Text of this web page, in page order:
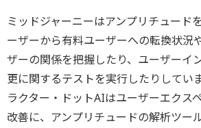
ミッドジャーニーはアンプリチュード
ーザーから有料ユーザーへの転換状況
ザーの関係を把握したり、ユーザーイ
更に関するテストを実行したりしてい
ラクター・ドットAIはユーザーエクス
改善に、アンプリチュードの解析ツー